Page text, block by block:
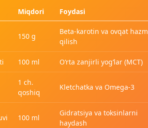
Miqdori Foydasi
150 g
Beta-karotin va ovqat hazm
qilish
100 ml O‘rta zanjirli yog‘lar (MCT)
1 ch.
qoshiq
Kletchatka va Omega-3
100 ml
Gidratsiya va toksinlarni
haydash